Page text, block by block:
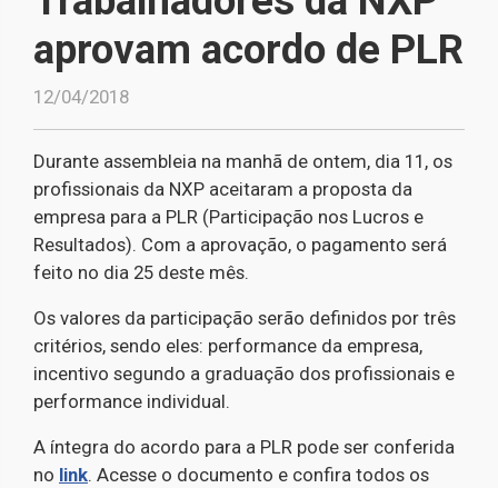
aprovam acordo de PLR
12/04/2018
Durante assembleia na manhã de ontem, dia 11, os
profissionais da NXP aceitaram a proposta da
empresa para a PLR (Participação nos Lucros e
Resultados). Com a aprovação, o pagamento será
feito no dia 25 deste mês.
Os valores da participação serão definidos por três
critérios, sendo eles: performance da empresa,
incentivo segundo a graduação dos profissionais e
performance individual.
A íntegra do acordo para a PLR pode ser conferida
no link. Acesse o documento e confira todos os